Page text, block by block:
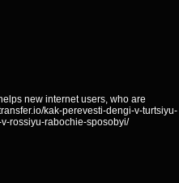
new internet users, who are
kak-perevesti-dengi-v-turtsiyu-
rossiyu-rabochie-sposobyi/